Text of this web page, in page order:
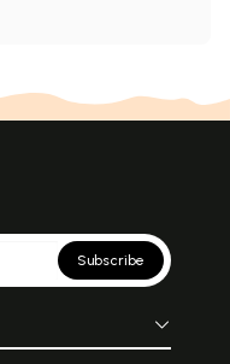
Subscribe